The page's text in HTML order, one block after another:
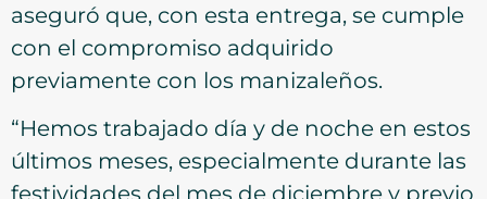
aseguró que, con esta entrega, se cumple
con el compromiso adquirido
previamente con los manizaleños.
“Hemos trabajado día y de noche en estos
últimos meses, especialmente durante las
festividades del mes de diciembre y previo